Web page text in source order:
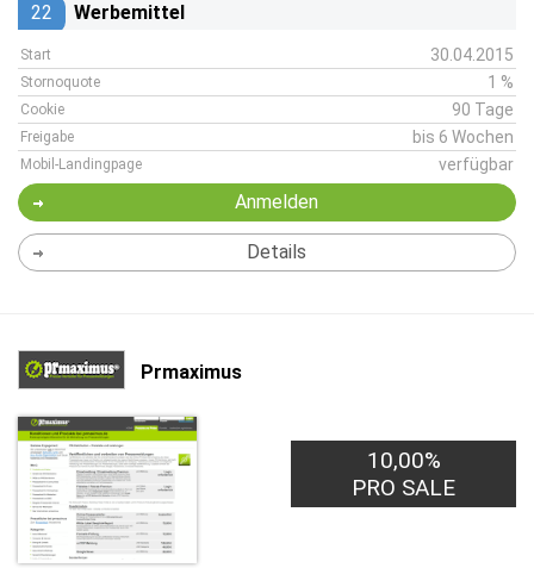
22 Werbemittel
Start 30.04.2015
Stornoquote 1 %
Cookie 90 Tage
Freigabe bis 6 Wochen
Mobil-Landingpage verfügbar
Anmelden
Details
Prmaximus
2,00€
PRO LEAD
10,00%
PRO SALE